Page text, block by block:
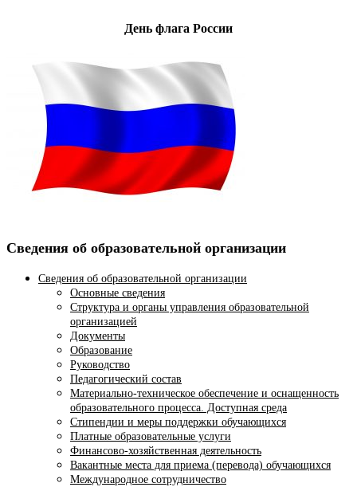
День флага России
Сведения об образовательной организации
Сведения об образовательной организации
Основные сведения
Структура и органы управления образовательной
организацией
Документы
Образование
Руководство
Педагогический состав
Материально-техническое обеспечение и оснащенность
образовательного процесса. Доступная среда
Стипендии и меры поддержки обучающихся
Платные образовательные услуги
Финансово-хозяйственная деятельность
Вакантные места для приема (перевода) обучающихся
Международное сотрудничество